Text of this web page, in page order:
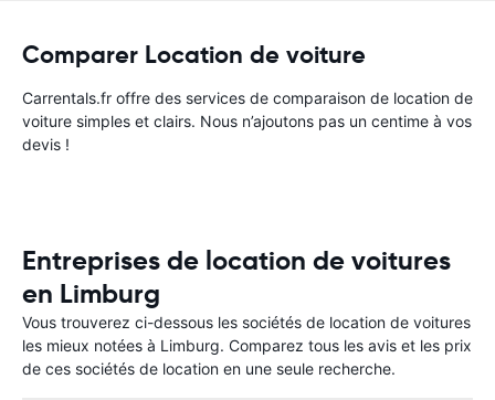
Comparer Location de voiture
Carrentals.fr offre des services de comparaison de location de
voiture simples et clairs. Nous n’ajoutons pas un centime à vos
devis !
Entreprises de location de voitures
en Limburg
Vous trouverez ci-dessous les sociétés de location de voitures
les mieux notées à Limburg. Comparez tous les avis et les prix
de ces sociétés de location en une seule recherche.